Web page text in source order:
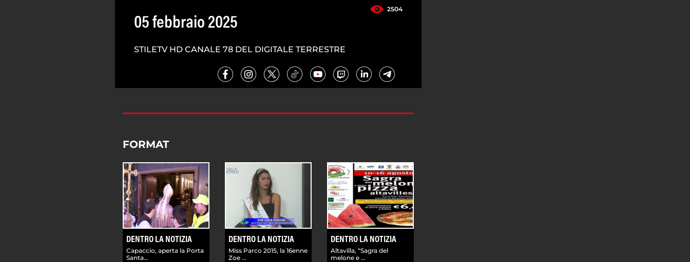
2504
05 febbraio 2025
STILETV HD CANALE 78 DEL DIGITALE TERRESTRE
FORMAT
DENTRO LA NOTIZIA
Capaccio, aperta la Porta
Santa...
DENTRO LA NOTIZIA
Miss Parco 2015, la 16enne
Zoe ...
DENTRO LA NOTIZIA
Altavilla, “Sagra del
melone e ...